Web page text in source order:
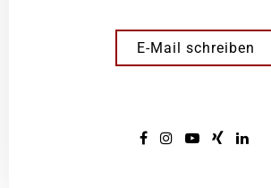
E-Mail schreiben